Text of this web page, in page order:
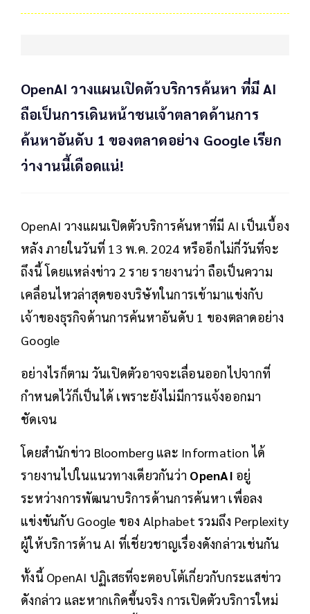
OpenAI วางแผนเปิดตัวบริการค้นหา ที่มี AI
ถือเป็นการเดินหน้าชนเจ้าตลาดด้านการ
ค้นหาอันดับ 1 ของตลาดอย่าง Google เรียก
ว่างานนี้เดือดแน่!
OpenAI วางแผนเปิดตัวบริการค้นหาที่มี AI เป็นเบื้อง
หลัง ภายในวันที่ 13 พ.ค. 2024 หรืออีกไม่กี่วันที่จะ
ถึงนี้ โดยแหล่งข่าว 2 ราย รายงานว่า ถือเป็นความ
เคลื่อนไหวล่าสุดของบริษัทในการเข้ามาแข่งกับ
เจ้าของธุรกิจด้านการค้นหาอันดับ 1 ของตลาดอย่าง
Google
อย่างไรก็ตาม วันเปิดตัวอาจจะเลื่อนออกไปจากที่
กำหนดไว้ก็เป็นได้ เพราะยังไม่มีการแจ้งออกมา
ชัดเจน
โดยสำนักข่าว Bloomberg และ Information ได้
รายงานไปในแนวทางเดียวกันว่า OpenAI อยู่
ระหว่างการพัฒนาบริการด้านการค้นหา เพื่อลง
แข่งขันกับ Google ของ Alphabet รวมถึง Perplexity
ผู้ให้บริการด้าน AI ที่เชี่ยวชาญเรื่องดังกล่าวเช่นกัน
ทั้งนี้ OpenAI ปฏิเสธที่จะตอบโต้เกี่ยวกับกระแสข่าว
ดังกล่าว และหากเกิดขึ้นจริง การเปิดตัวบริการใหม่